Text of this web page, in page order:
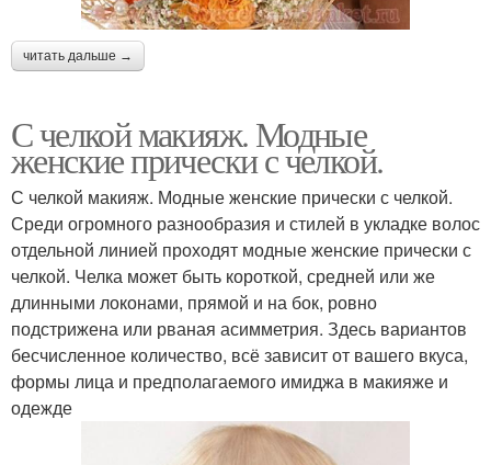
читать дальше →
С челкой макияж. Модные
женские прически с челкой.
С челкой макияж. Модные женские прически с челкой.
Среди огромного разнообразия и стилей в укладке волос
отдельной линией проходят модные женские прически с
челкой. Челка может быть короткой, средней или же
длинными локонами, прямой и на бок, ровно
подстрижена или рваная асимметрия. Здесь вариантов
бесчисленное количество, всё зависит от вашего вкуса,
формы лица и предполагаемого имиджа в макияже и
одежде